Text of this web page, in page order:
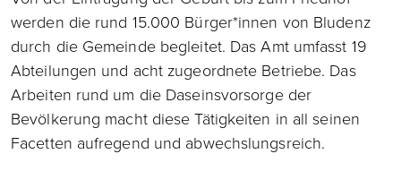
werden die rund 15.000 Bürger*innen von Bludenz
durch die Gemeinde begleitet. Das Amt umfasst 19
Abteilungen und acht zugeordnete Betriebe. Das
Arbeiten rund um die Daseinsvorsorge der
Bevölkerung macht diese Tätigkeiten in all seinen
Facetten aufregend und abwechslungsreich.